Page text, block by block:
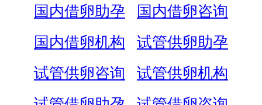
国内借卵助孕
国内借卵咨询
国内借卵机构
试管供卵助孕
试管供卵咨询
试管供卵机构